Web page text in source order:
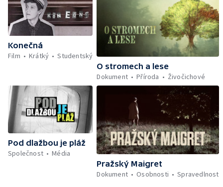
Konečná
Film
Krátký
Studentský
O stromech a lese
Dokument
Příroda Živočichové
Pod dlažbou je pláž
Společnost
Média
Pražský Maigret
Dokument
Osobnosti Spravedlnost